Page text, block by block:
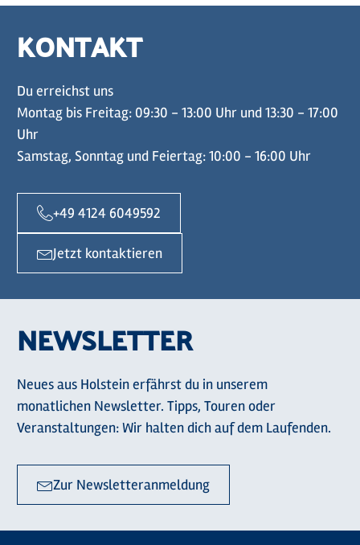
KONTAKT
Du erreichst uns
Montag bis Freitag: 09:30 - 13:00 Uhr und 13:30 - 17:00
Uhr
Samstag, Sonntag und Feiertag: 10:00 - 16:00 Uhr
+49 4124 6049592
Jetzt kontaktieren
NEWSLETTER
Neues aus Holstein erfährst du in unserem
monatlichen Newsletter. Tipps, Touren oder
Veranstaltungen: Wir halten dich auf dem Laufenden.
Zur Newsletteranmeldung